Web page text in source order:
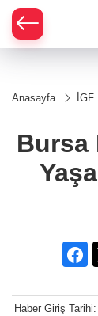
Anasayfa
Bursa
Haber Giriş